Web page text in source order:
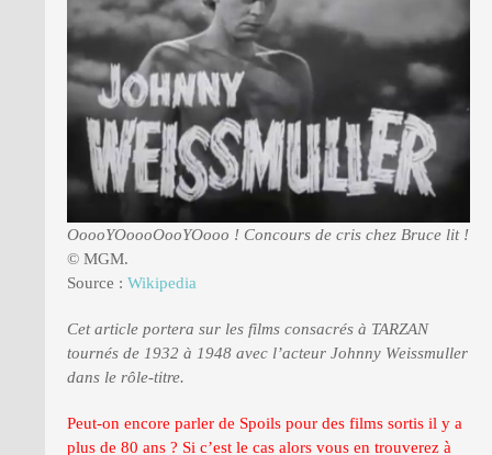
LA BRUCE TEAM : SAISON 13
PRESSE
OoooYOoooOooYOooo ! Concours de cris chez Bruce lit !
© MGM.
Source : Wikipedia
Cet article portera sur les films consacrés à TARZAN
tournés de 1932 à 1948 avec l’acteur Johnny Weissmuller
dans le rôle-titre.
Peut-on encore parler de Spoils pour des films sortis il y a
plus de 80 ans ? Si c’est le cas alors vous en trouverez à